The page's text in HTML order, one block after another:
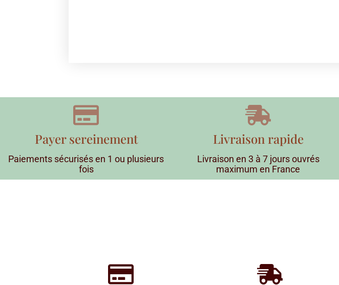
Payer sereinement
Paiements sécurisés en 1 ou plusieurs
fois
Livraison rapide
Livraison en 3 à 7 jours ouvrés
maximum en France